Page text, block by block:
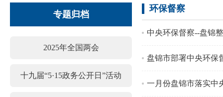
专题归档
2025年全国两会
十九届“5·15政务公开日”活动
环保督察
中央环保督察--盘锦
盘锦市部署中央环保
一月份盘锦市落实中